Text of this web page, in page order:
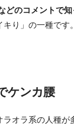
どのコメントで
キり」の一種です。
ケンカ腰
オラ系の人種が